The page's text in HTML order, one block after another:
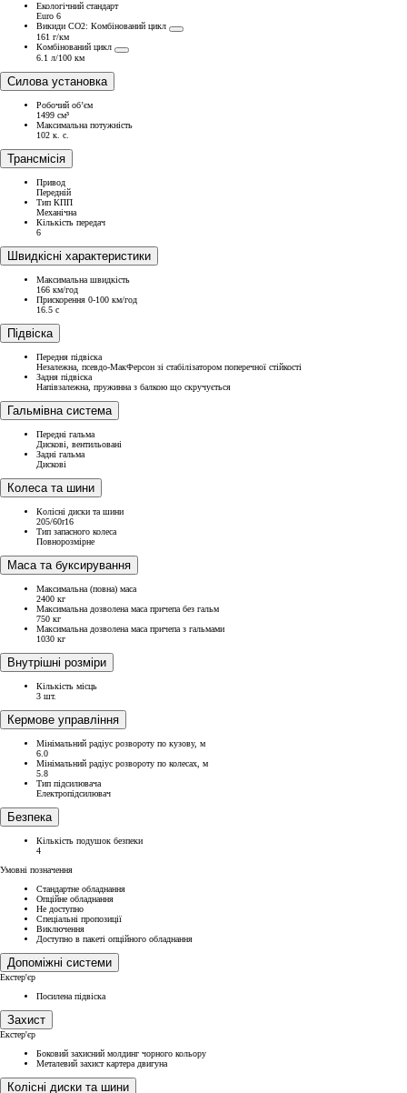
Екологічний стандарт
Euro 6
Викиди СО2: Комбінований цикл
161 г/км
Комбінований цикл
6.1 л/100 км
Силова установка
Робочий об’єм
1499 см³
Максимальна потужність
102 к. с.
Трансмісія
Привод
Передній
Тип КПП
Механічна
Кількість передач
6
Швидкісні характеристики
Максимальна швидкість
166 км/год
Прискорення 0-100 км/год
16.5 с
Підвіска
Передня підвіска
Незалежна, псевдо-МакФерсон зі стабілізатором поперечної стійкості
Задня підвіска
Напівзалежна, пружинна з балкою що скручується
Гальмівна система
Передні гальма
Дискові, вентильовані
Задні гальма
Дискові
Колеса та шини
Колісні диски та шини
205/60r16
Тип запасного колеса
Повнорозмірне
Маса та буксирування
Максимальна (повна) маса
2400 кг
Максимальна дозволена маса причепа без гальм
750 кг
Максимальна дозволена маса причепа з гальмами
1030 кг
Внутрішні розміри
Кількість місць
3 шт.
Кермове управління
Мінімальний радіус розвороту по кузову, м
6.0
Мінімальний радіус розвороту по колесах, м
5.8
Тип підсилювача
Електропідсилювач
Безпека
Кількість подушок безпеки
4
Умовні позначення
Стандартне обладнання
Опційне обладнання
Не доступно
Спеціальні пропозиції
Виключення
Доступно в пакеті опційного обладнання
Допоміжні системи
Екстер'єр
Посилена підвіска
Захист
Екстер'єр
Боковий захисний молдинг чорного кольору
Металевий захист картера двигуна
Колісні диски та шини